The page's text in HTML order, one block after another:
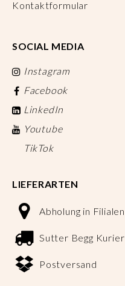
Kontaktformular
SOCIAL MEDIA
Instagram
Facebook
LinkedIn
Youtube
TikTok
LIEFERARTEN
Abholung in Filialen
Sutter Begg Kurier
Postversand